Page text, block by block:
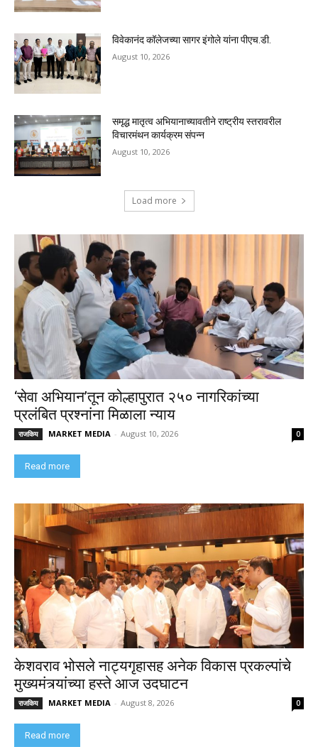
विवेकानंद कॉलेजच्या सागर इंगोले यांना पीएच.डी.
August 10, 2026
समृद्ध मातृत्व अभियानाच्यावतीने राष्ट्रीय स्तरावरील
विचारमंथन कार्यक्रम संपन्न
August 10, 2026
Load more
‘सेवा अभियान’तून कोल्हापुरात २५० नागरिकांच्या
प्रलंबित प्रश्नांना मिळाला न्याय
राजकिय MARKET MEDIA - August 10, 2026 0
Read more
केशवराव भोसले नाट्यगृहासह अनेक विकास प्रकल्पांचे
मुख्यमंत्र्यांच्या हस्ते आज उदघाटन
राजकिय MARKET MEDIA - August 8, 2026 0
Read more